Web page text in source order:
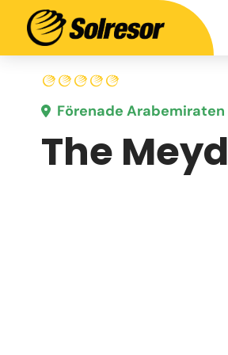
Förenade Arabemiraten
The